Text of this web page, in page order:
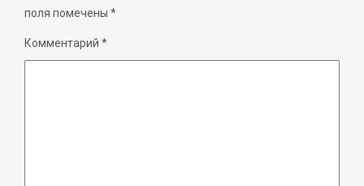
поля помечены *
Комментарий *